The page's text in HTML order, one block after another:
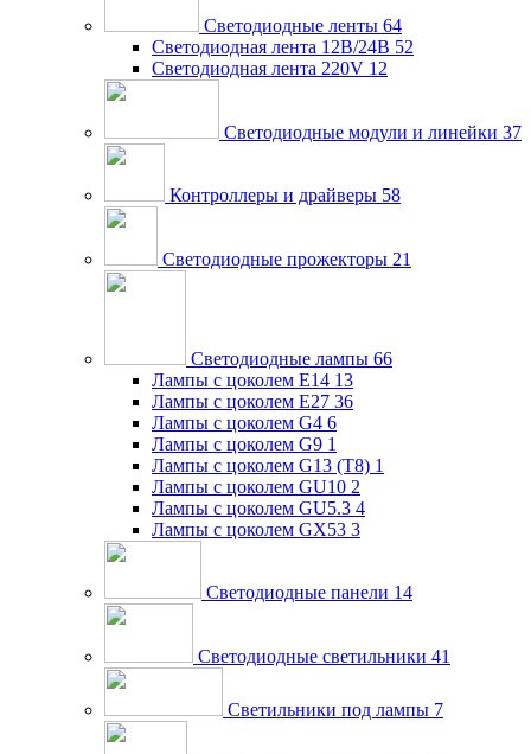
Светодиодные ленты 64
Светодиодная лента 12В/24В 52
Светодиодная лента 220V 12
Светодиодные модули и линейки 37
Контроллеры и драйверы 58
Светодиодные прожекторы 21
Светодиодные лампы 66
Лампы с цоколем E14 13
Лампы с цоколем E27 36
Лампы с цоколем G4 6
Лампы с цоколем G9 1
Лампы с цоколем G13 (Т8) 1
Лампы с цоколем GU10 2
Лампы с цоколем GU5.3 4
Лампы с цоколем GX53 3
Светодиодные панели 14
Светодиодные светильники 41
Светильники под лампы 7